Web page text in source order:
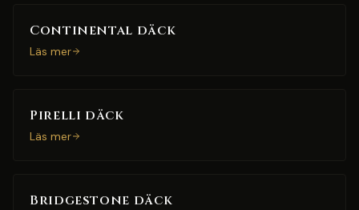
Continental däck
Läs mer
Pirelli däck
Läs mer
Bridgestone däck